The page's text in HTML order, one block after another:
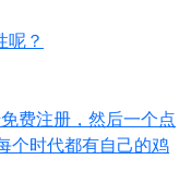
呢？
费注册，然后一个点
个时代都有自己的鸡